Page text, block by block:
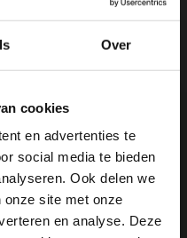
Over
cookies
en advertenties te
social media te bieden
Ook delen we
onze site met onze
en analyse. Deze
happiness
Net dat
op mijn